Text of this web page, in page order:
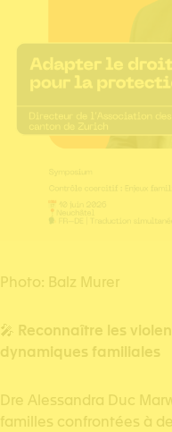
Photo: Balz Murer
🎤 Reconnaître les
dynamiques familiales
Dre Alessandra Duc
familles confrontées à